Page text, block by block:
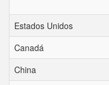
Estados Unidos
Canadá
China